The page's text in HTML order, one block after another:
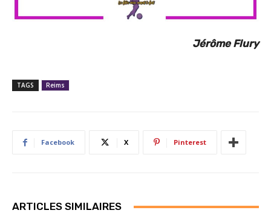
Jérôme Flury
TAGS Reims
Facebook X Pinterest
ARTICLES SIMILAIRES